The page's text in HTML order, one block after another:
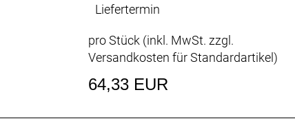
Liefertermin
pro Stück (inkl. MwSt. zzgl.
Versandkosten für Standardartikel)
64,33 EUR